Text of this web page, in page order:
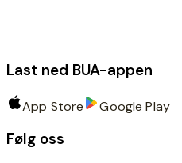
Last ned BUA-appen
App Store Google Play
Følg oss